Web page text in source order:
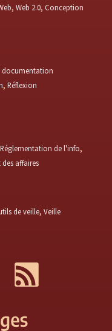
Web 2.0 Conception
Réflexion
Réglementation de l'info
affaires
de veille Veille